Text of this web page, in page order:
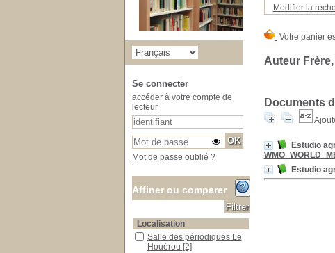
Modifier la
Auteur Frère,
Documents
Estudio
Estudio
Se connecter
accéder à votre compte de
lecteur
Mot de passe oublié ?
Affiner ou comparer
Localisation
Salle des périodiques Le Houérou
Salle des périodiques Le
Houérou [2]